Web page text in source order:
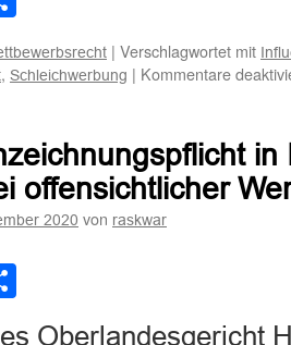
| Verschlagwortet mit
, Schleichwerbung | Kommentare
in
offensichtlicher
2020 von raskwar
Oberlandesgericht